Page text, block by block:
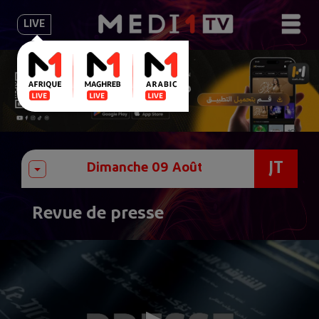
LIVE
JT
Revue de presse